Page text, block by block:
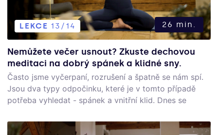
LEKCE 13/14 26 min.
Nemůžete večer usnout? Zkuste dechovou
meditaci na dobrý spánek a klidné sny.
Často jsme vyčerpaní, rozrušení a špatně se nám spí.
Jsou dva typy odpočinku, které je v tomto případě
potřeba vyhledat - spánek a vnitřní klid. Dnes se
hluboký spánek.